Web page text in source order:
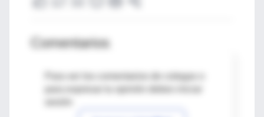
Comentarios
Para ver los comentarios de colegas o